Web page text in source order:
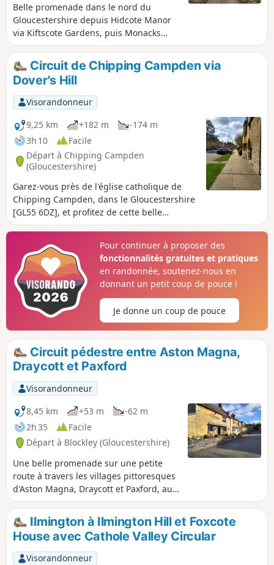
Belle promenade dans le nord du
Gloucestershire depuis Hidcote Manor
via Kiftscote Gardens, puis Monacks
Way, en passant par Mickleton Hill Farm
et en revenant par Diamond Way à
travers Hidcote Boyce et Hidcote Manor.
On peut parfois apercevoir des
chevreuils.
Circuit de Chipping Campden via
Dover's Hill
Visorandonneur
9,25 km
+182 m
-174 m
3h 10
Facile
Départ à Chipping Campden
(Gloucestershire)
Garez-vous près de l'église catholique de
Chipping Campden, dans le Gloucestershire
[GL55 6DZ], et profitez de cette belle
promenade circulaire qui grimpe à Dovers
imprenables, également dans les bois, les
champs et les sentiers.
Pour continuer à proposer des
fonctionnalités gratuites et pratiques
en randonnée, soutenez-nous en
donnant un petit coup de pouce !
Je donne un coup de pouce
Circuit pédestre entre Aston Magna,
Draycott et Paxford
Visorandonneur
8,45 km
+53 m
-62 m
2h 35
Facile
Départ à Blockley (Gloucestershire)
Une belle promenade sur une petite
route à travers les villages pittoresques
d'Aston Magna, Draycott et Paxford, au
nord des Cotswolds, dans le
Gloucestershire. Il est recommandé de
commencer à Aston Magna GL56 9RG,
en veillant à ne pas gêner les entrées
de garage.
Ilmington à Ilmington Hill et Foxcote
House avec Cathole Valley Circular
Visorandonneur